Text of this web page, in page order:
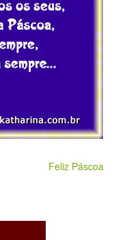
Feliz Páscoa